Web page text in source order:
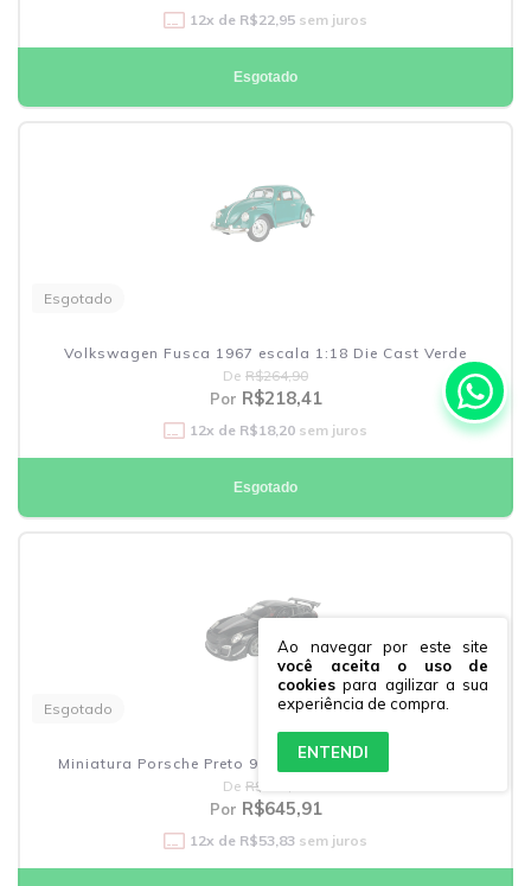
Ao navegar por este site
você aceita o uso de
cookies para agilizar a sua
experiência de compra.
ENTENDI
12x de R$22,95 sem juros
Esgotado
Esgotado
Volkswagen Fusca 1967 escala 1:18 Die Cast Verde
De R$264,90
Por R$218,41
12x de R$18,20 sem juros
Esgotado
Esgotado
Miniatura Porsche Preto 911 Gt3 Rs 4.0 1:18 Bburago
De R$781,90
Por R$645,91
12x de R$53,83 sem juros